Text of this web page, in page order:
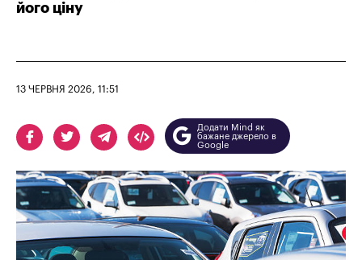
його ціну
13 ЧЕРВНЯ 2026, 11:51
Додати Mind як
бажане джерело в
Google